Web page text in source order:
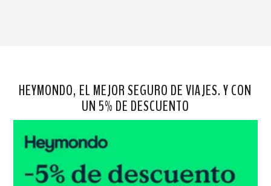
HEYMONDO, EL MEJOR SEGURO DE VIAJES. Y CON
UN 5% DE DESCUENTO